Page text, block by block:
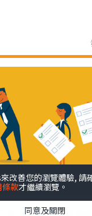
壞，其複雜或美觀
改善您的瀏覽體驗, 請
條款才繼續瀏覽。
同意及關閉